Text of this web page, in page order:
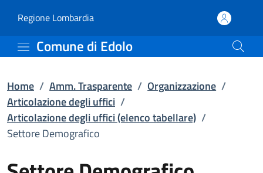
Settore Demografico |
Regione Lombardia(apre in un'altra scheda).
Comune di Edolo
Home / Amm. Trasparente / Organizzazione /
Articolazione degli uffici /
Articolazione degli uffici (elenco tabellare) /
Settore Demografico